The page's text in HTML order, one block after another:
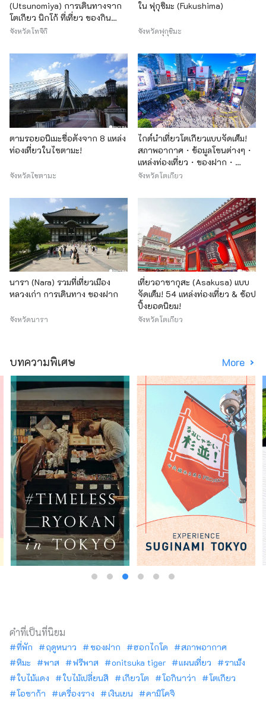
(Utsunomiya) การเดินทางจาก
โตเกียว นิกโก้ ที่เที่ยว ของกิน
ของฝาก
จังหวัดโทจิกิ
ใน ฟุกุชิมะ (Fukushima)
จังหวัดฟุกุชิมะ
ตามรอยอนิเมะชื่อดังจาก 8 แหล่ง
ท่องเที่ยวในไซตามะ!
จังหวัดไซตามะ
ไกด์นำเที่ยวโตเกียวแบบจัดเต็ม!
สภาพอากาศ・ข้อมูลโซนต่างๆ・
แหล่งท่องเที่ยว・ของฝาก・
โรงแรมที่พัก
จังหวัดโตเกียว
นารา (Nara) รวมที่เที่ยวเมือง
หลวงเก่า การเดินทาง ของฝาก
จังหวัดนารา
เที่ยวอาซากุสะ (Asakusa) แบบ
จัดเต็ม! 54 แหล่งท่องเที่ยว & ช้อป
ปิ้งยอดนิยม!
จังหวัดโตเกียว
บทความพิเศษ More
คำที่เป็นที่นิยม
ที่พัก ฤดูหนาว ของฝาก ฮอกไกโด
สภาพอากาศ
หิมะ
พาส ฟรีพาส onitsuka tiger แผนเที่ยว
ราเม็ง
ใบไม้แดง
ใบไม้เปลี่ยนสี เกียวโต โอกินาว่า
โตเกียว
โอซาก้า
เครื่องราง เงินเยน คามิโคจิ